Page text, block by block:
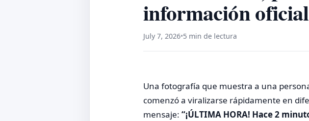
información
July 7, 2026•5 min de lectura
Una fotografía que muestra a una
comenzó a viralizarse rápidamente en
mensaje: “¡ÚLTIMA HORA! Hace 2